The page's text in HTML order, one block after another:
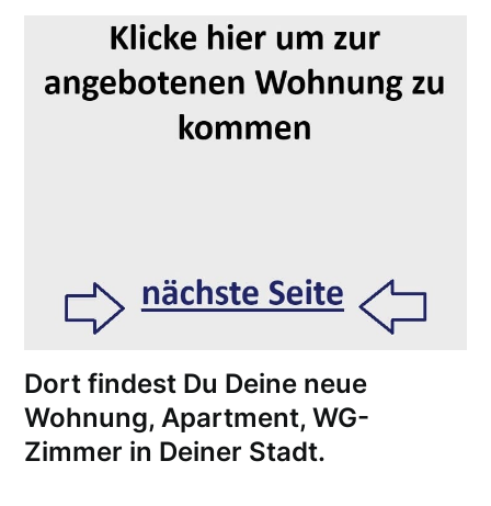
Dort findest Du Deine neue
Wohnung, Apartment, WG-
Zimmer in Deiner Stadt.